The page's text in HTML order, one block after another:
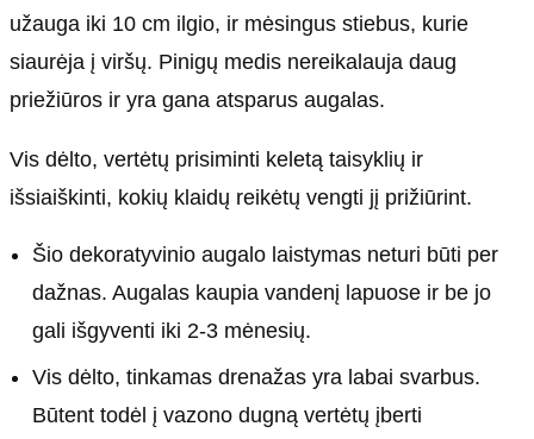
užauga iki 10 cm ilgio, ir mėsingus stiebus, kurie
siaurėja į viršų. Pinigų medis nereikalauja daug
priežiūros ir yra gana atsparus augalas.
Vis dėlto, vertėtų prisiminti keletą taisyklių ir
išsiaiškinti, kokių klaidų reikėtų vengti jį prižiūrint.
Šio dekoratyvinio augalo laistymas neturi būti per
dažnas. Augalas kaupia vandenį lapuose ir be jo
gali išgyventi iki 2-3 mėnesių.
Vis dėlto, tinkamas drenažas yra labai svarbus.
Būtent todėl į vazono dugną vertėtų įberti